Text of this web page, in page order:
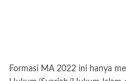
Formasi MA 2022 ini hanya